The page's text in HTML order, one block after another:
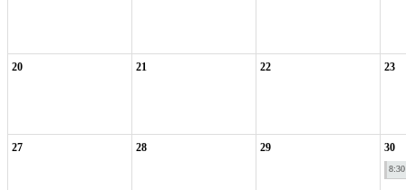
20 21 22 23
27 28 29 30